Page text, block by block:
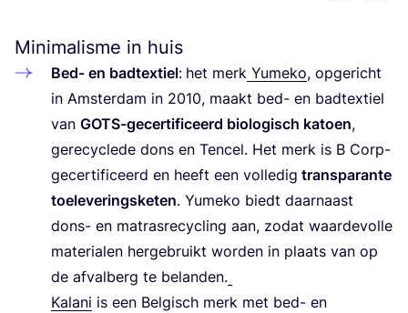
Minimalisme in huis
Bed- en badtex­tiel: het merk Yume­ko, opge­richt
in Amster­dam in 2010, maakt bed- en badtex­tiel
van GOTS-gecer­ti­fi­ceerd bio­lo­gisch katoen,
gere­cy­cle­de dons en Ten­cel. Het merk is B Corp-
gecer­ti­fi­ceerd en heeft een vol­le­dig trans­pa­ran­te
toe­le­ve­rings­ke­ten. Yume­ko biedt daar­naast
dons- en matras­re­cy­cling aan, zodat waar­de­vol­le
mate­ri­a­len her­ge­bruikt wor­den in plaats van op
de afval­berg te belan­den.
Kala­ni is een Bel­gisch merk met bed- en